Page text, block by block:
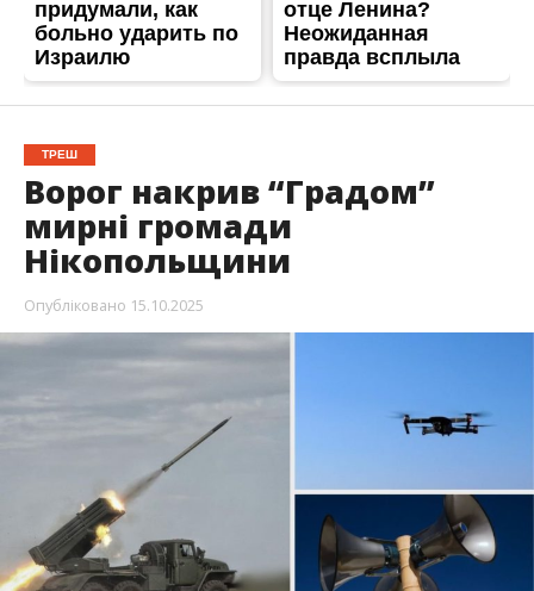
ТРЕШ
Ворог накрив “Градом”
мирні громади
Нікопольщини
Опубліковано 15.10.2025